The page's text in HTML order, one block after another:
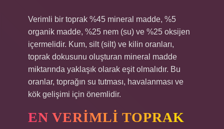
Verimli bir toprak %45 mineral madde, %5
organik madde, %25 nem (su) ve %25 oksijen
içermelidir. Kum, silt (silt) ve kilin oranları,
toprak dokusunu oluşturan mineral madde
miktarında yaklaşık olarak eşit olmalıdır. Bu
oranlar, toprağın su tutması, havalanması ve
kök gelişimi için önemlidir.
EN VERIMLI TOPRAK